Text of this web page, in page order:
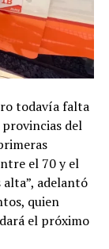
todavía falta
provincias del
el 70 y el
adelantó
quien
el próximo